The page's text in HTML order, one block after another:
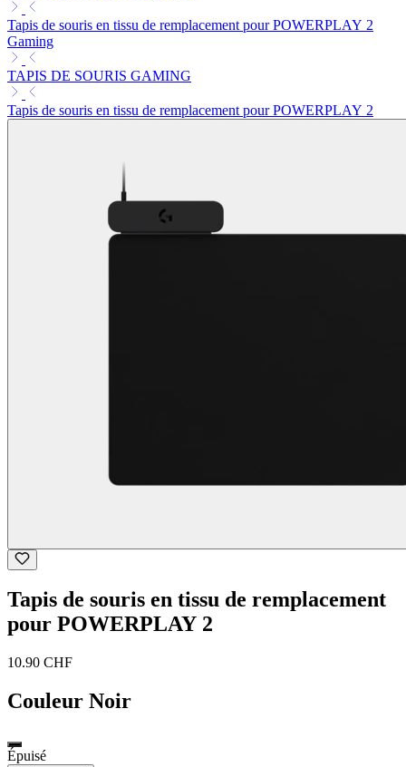
Tapis de souris en tissu de remplacement pour POWERPLAY 2
Gaming
TAPIS DE SOURIS GAMING
Tapis de souris en tissu de remplacement pour POWERPLAY 2
Tapis de souris en tissu de remplacement
pour POWERPLAY 2
10.90 CHF
Couleur Noir
Épuisé